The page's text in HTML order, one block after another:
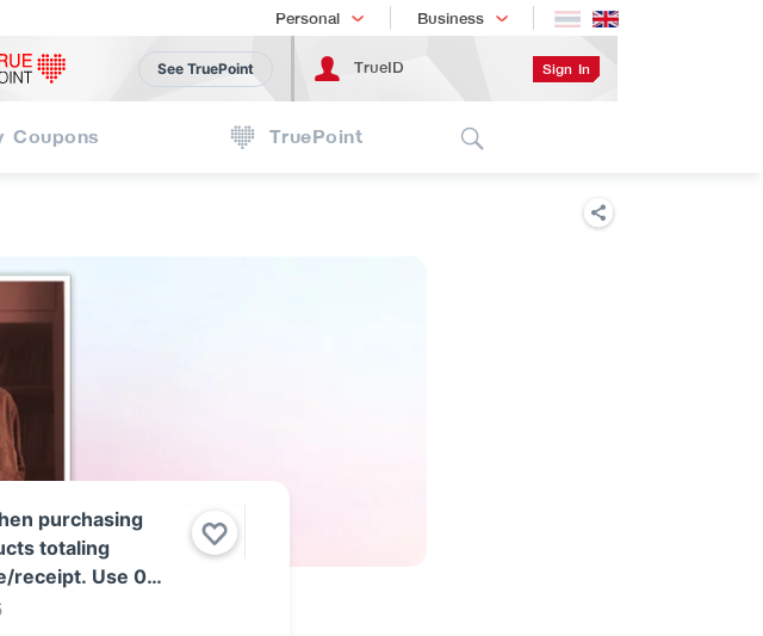
Personal
Shopping Business
เทรนด์เทคโนโลยี
See TruePoint TrueID Sign In
Coupons TruePoint
purchasing
totaling
receipt. Use 0